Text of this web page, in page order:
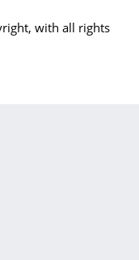
with all rights